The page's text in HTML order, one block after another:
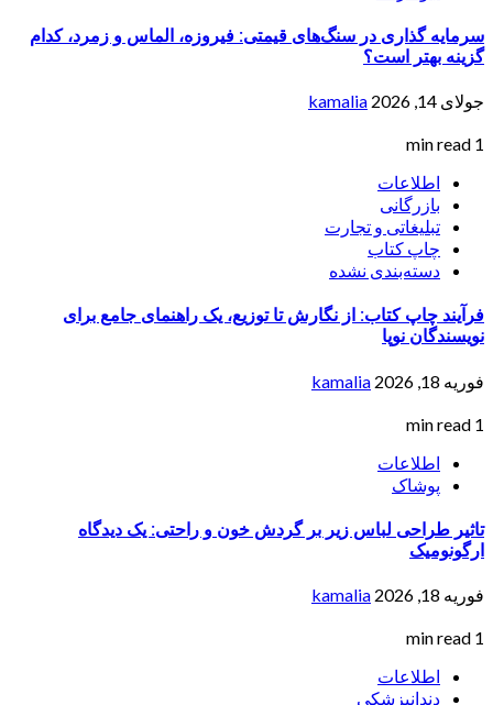
سرمایه گذاری در سنگ‌های قیمتی: فیروزه، الماس و زمرد، کدام
گزینه بهتر است؟
جولای 14, 2026 kamalia
1 min read
اطلاعات
بازرگانی
تبلیغاتی و تجارت
چاپ کتاب
دسته‌بندی نشده
فرآیند چاپ کتاب: از نگارش تا توزیع، یک راهنمای جامع برای
نویسندگان نوپا
فوریه 18, 2026 kamalia
1 min read
اطلاعات
پوشاک
تاثیر طراحی لباس زیر بر گردش خون و راحتی: یک دیدگاه
ارگونومیک
فوریه 18, 2026 kamalia
1 min read
اطلاعات
دندانپزشکی